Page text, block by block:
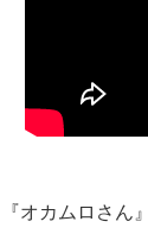
『オカムロさん